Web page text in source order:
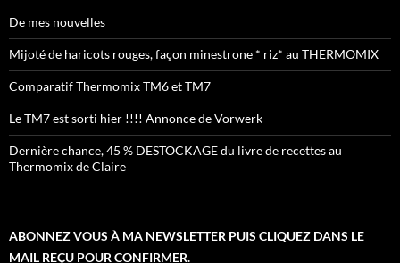
De mes nouvelles
Mijoté de haricots rouges, façon minestrone * riz* au THERMOMIX
Comparatif Thermomix TM6 et TM7
Le TM7 est sorti hier !!!! Annonce de Vorwerk
Dernière chance, 45 % DESTOCKAGE du livre de recettes au
Thermomix de Claire
ABONNEZ VOUS À MA NEWSLETTER PUIS CLIQUEZ DANS LE
MAIL REÇU POUR CONFIRMER.